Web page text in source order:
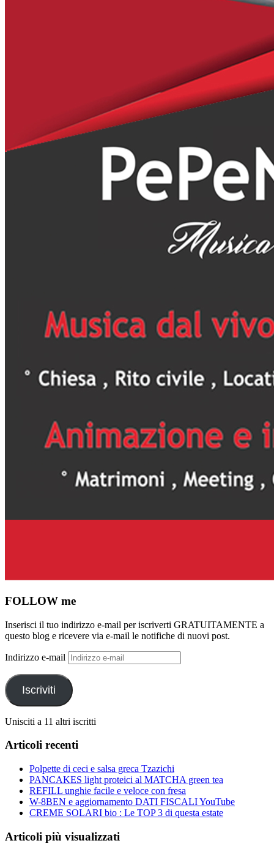
FOLLOW me
Inserisci il tuo indirizzo e-mail per iscriverti GRATUITAMENTE a
questo blog e ricevere via e-mail le notifiche di nuovi post.
Indirizzo e-mail
Iscriviti
Unisciti a 11 altri iscritti
Articoli recenti
Polpette di ceci e salsa greca Tzazichi
PANCAKES light proteici al MATCHA green tea
REFILL unghie facile e veloce con fresa
W-8BEN e aggiornamento DATI FISCALI YouTube
CREME SOLARI bio : Le TOP 3 di questa estate
Articoli più visualizzati